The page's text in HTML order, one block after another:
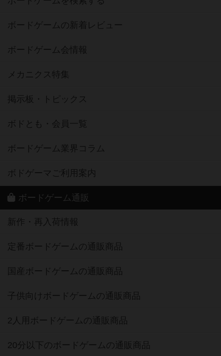
ボードゲームの新着レビュー
ボードゲーム会情報
メカニクス特集
掲示板・トピックス
ボドとも・会員一覧
ボードゲーム業界コラム
ボドゲーマご利用案内
ボードゲーム通販
新作・再入荷情報
定番ボードゲームの通販商品
国産ボードゲームの通販商品
子供向けボードゲームの通販商品
2人用ボードゲームの通販商品
20分以下のボードゲームの通販商品